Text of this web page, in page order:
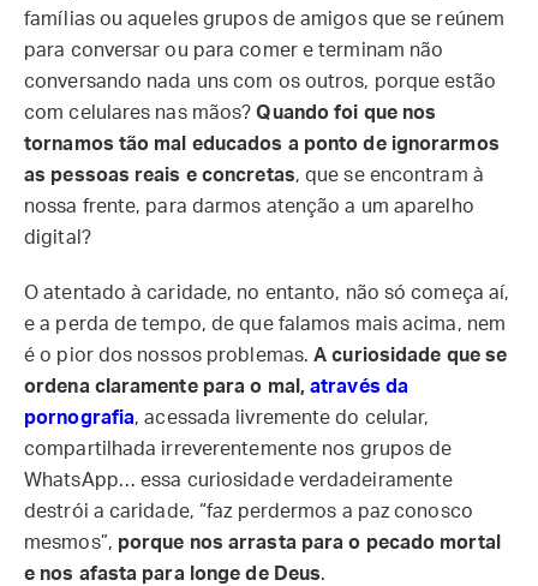
famílias ou aqueles grupos de amigos que se reúnem
para conversar ou para comer e terminam não
conversando nada uns com os outros, porque estão
com celulares nas mãos?Quando foi que nos
tornamos tão mal educados a ponto de ignorarmos
as pessoas reais e concretas, que se encontram à
nossa frente, para darmos atenção a um aparelho
digital?
O atentado à caridade, no entanto, não só começa aí,
e a perda de tempo, de que falamos mais acima, nem
é o pior dos nossos problemas.A curiosidade que se
ordena claramente para o mal,através da
pornografia, acessada livremente do celular,
compartilhada irreverentemente nos grupos de
WhatsApp… essa curiosidade verdadeiramente
destrói a caridade, “faz perdermos a paz conosco
mesmos”, porque nos arrasta para o pecado mortal
e nos afasta para longe de Deus.